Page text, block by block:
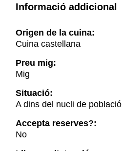
Informació addicional
Origen de la cuina:
Cuina castellana
Preu mig:
Mig
Situació:
A dins del nucli de població
Accepta reserves?:
No